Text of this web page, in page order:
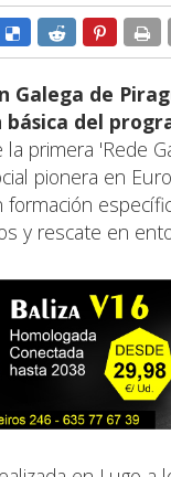
Galega de
del
primera 'Rede
pionera en
y rescate en